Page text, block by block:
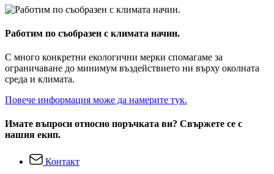
Работим по съобразен с климата начин.
С много конкретни екологични мерки спомагаме за
ограничаване до минимум въздействието ни върху околната
среда и климата.
Повече информация може да намерите тук.
Имате въпроси относно поръчката ви? Свържете се с
нашия екип.
Контакт